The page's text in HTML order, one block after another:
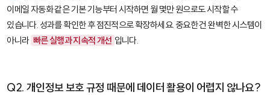
이메일 자동화 같은 기본 기능부터 시작하면 월 몇만 원으로도 시작할 수
있습니다. 성과를 확인한 후 점진적으로 확장하세요. 중요한 건 완벽한 시스템이
아니라 빠른 실행과 지속적 개선 입니다.
Q2. 개인정보 보호 규정 때문에 데이터 활용이 어렵지 않나요?